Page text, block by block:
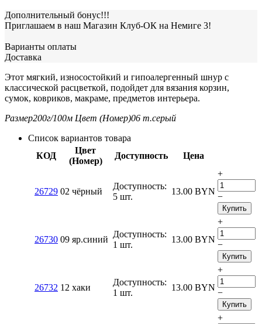
Дополнительный бонус!!!
Приглашаем в наш Магазин Клуб-ОК на Немиге 3!
Варианты оплаты
Доставка
Этот мягкий, износостойкий и гипоалергенный шнур с
классической расцветкой, подойдет для вязания корзин,
сумок, ковриков, макраме, предметов интерьера.
Размер200г/100м Цвет (Номер)06 т.серый
Список вариантов товара
КОД
Цвет
(Номер)
Доступность Цена
26729 02 чёрный
Доступность:
5 шт.
13.00 BYN
+
−
Купить
26730 09 яр.синий
Доступность:
1 шт.
13.00 BYN
+
−
Купить
26732 12 хаки
Доступность:
1 шт.
13.00 BYN
+
−
Купить
+